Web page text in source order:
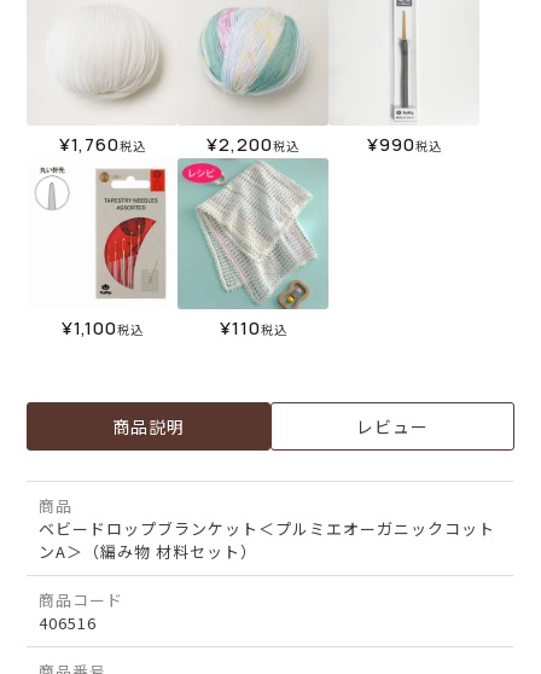
¥1,760税込 ¥2,200税込 ¥990税込
¥1,100税込 ¥110税込
商品説明 レビュー
商品
ベビードロップブランケット＜プルミエオーガニックコット
ンA＞（編み物 材料セット）
商品コード
406516